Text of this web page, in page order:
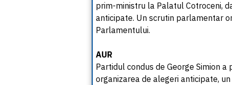
prim-ministru la Palatul Cotroceni,
anticipate. Un scrutin parlamentar
Parlamentului.
AUR
Partidul condus de George Simion
organizarea de alegeri anticipate,